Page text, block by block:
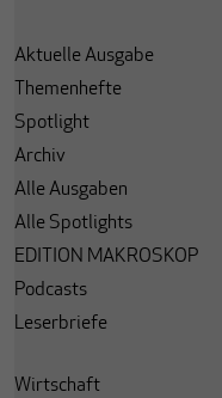
Aktuelle Ausgabe
Themenhefte
Spotlight
Archiv
Alle Ausgaben
Alle Spotlights
EDITION MAKROSKOP
Podcasts
Leserbriefe
Wirtschaft